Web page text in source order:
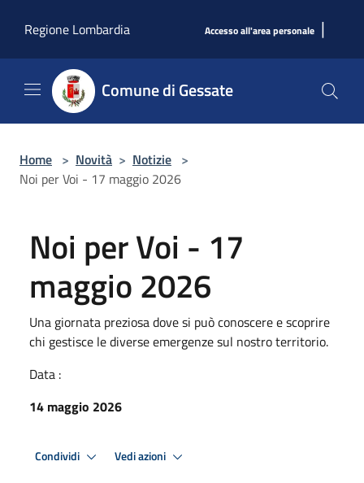
Regione Lombardia
Accesso all'area personale |
Comune di Gessate
Home > Novità > Notizie >
Noi per Voi - 17 maggio 2026
Noi per Voi - 17
maggio 2026
Una giornata preziosa dove si può conoscere e scoprire
chi gestisce le diverse emergenze sul nostro territorio.
Data :
14 maggio 2026
Condividi Vedi azioni